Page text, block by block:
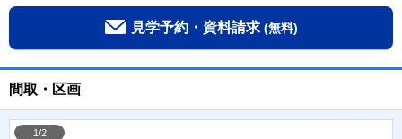
見学予約・資料請求 (無料)
間取・区画
1/2